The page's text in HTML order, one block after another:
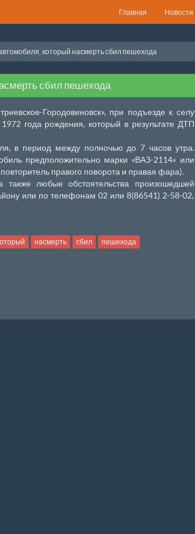
Главная Новости
который насмерть сбил пешехода
сбил пешехода
Городовиновск», при подъезде к селу
года рождения, который в результате ДТП
в период между полночью до 7 часов утра.
предположительно марки «ВАЗ-2114» или
правого поворота и правая фара).
любые обстоятельства произошедшей
или по телефонам 02 или 8(86541) 2-58-02,
насмерть сбил пешехода